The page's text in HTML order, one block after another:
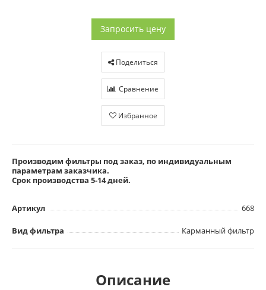
Запросить цену
Поделиться
Сравнение
Избранное
Производим фильтры под заказ, по индивидуальным
параметрам заказчика.
Срок производства 5-14 дней.
Артикул 668
Вид фильтра Карманный фильтр
Описание